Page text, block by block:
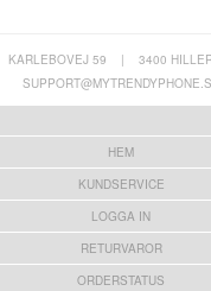
KARLEBOVEJ 59 | 3400
HEM
KUNDSERVICE
LOGGA IN
RETURVAROR
ORDERSTATUS